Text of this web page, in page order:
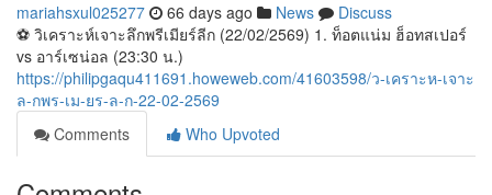
mariahsxul025277 66 days ago News
Discuss
⚽️ วิเคราะห์เจาะลึกพรีเมียร์ลีก (22/02/2569) 1. ท็อตแน่ม ฮ็อทสเปอร์
vs อาร์เซน่อล (23:30 น.)
https://philipgaqu411691.howeweb.com/41603598/ว-เคราะห-เจาะ
ล-กพร-เม-ยร-ล-ก-22-02-2569
Comments
Who Upvoted